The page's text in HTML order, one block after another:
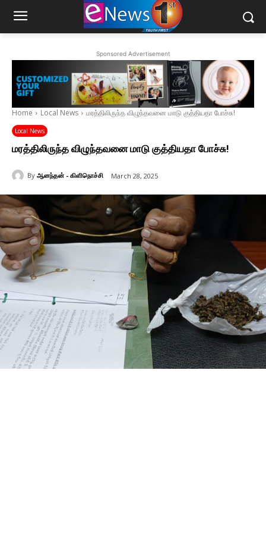
Sponsored Advertisement
Home Local News மரத்திலிருந்த விழுந்தவனை மாடு குத்தியதா போச்சு!
Local News
மரத்திலிருந்த விழுந்தவனை மாடு குத்தியதா போச்சு!
By ஆனந்தன் - கிளிநொச்சி March 28, 2025